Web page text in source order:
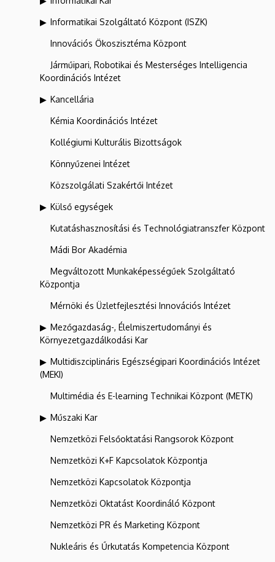
Informatikai Szolgáltató Központ (ISZK)
Innovációs Ökoszisztéma Központ
Járműipari, Robotikai és Mesterséges Intelligencia
Koordinációs Intézet
Kancellária
Kémia Koordinációs Intézet
Kollégiumi Kulturális Bizottságok
Könnyűzenei Intézet
Közszolgálati Szakértői Intézet
Külső egységek
Kutatáshasznosítási és Technológiatranszfer Központ
Mádi Bor Akadémia
Megváltozott Munkaképességűek Szolgáltató
Központja
Mérnöki és Üzletfejlesztési Innovációs Intézet
Mezőgazdaság-, Élelmiszertudományi és
Környezetgazdálkodási Kar
Multidiszciplináris Egészségipari Koordinációs Intézet
(MEKI)
Multimédia és E-learning Technikai Központ (METK)
Műszaki Kar
Nemzetközi Felsőoktatási Rangsorok Központ
Nemzetközi K+F Kapcsolatok Központja
Nemzetközi Kapcsolatok Központja
Nemzetközi Oktatást Koordináló Központ
Nemzetközi PR és Marketing Központ
Nukleáris és Űrkutatás Kompetencia Központ